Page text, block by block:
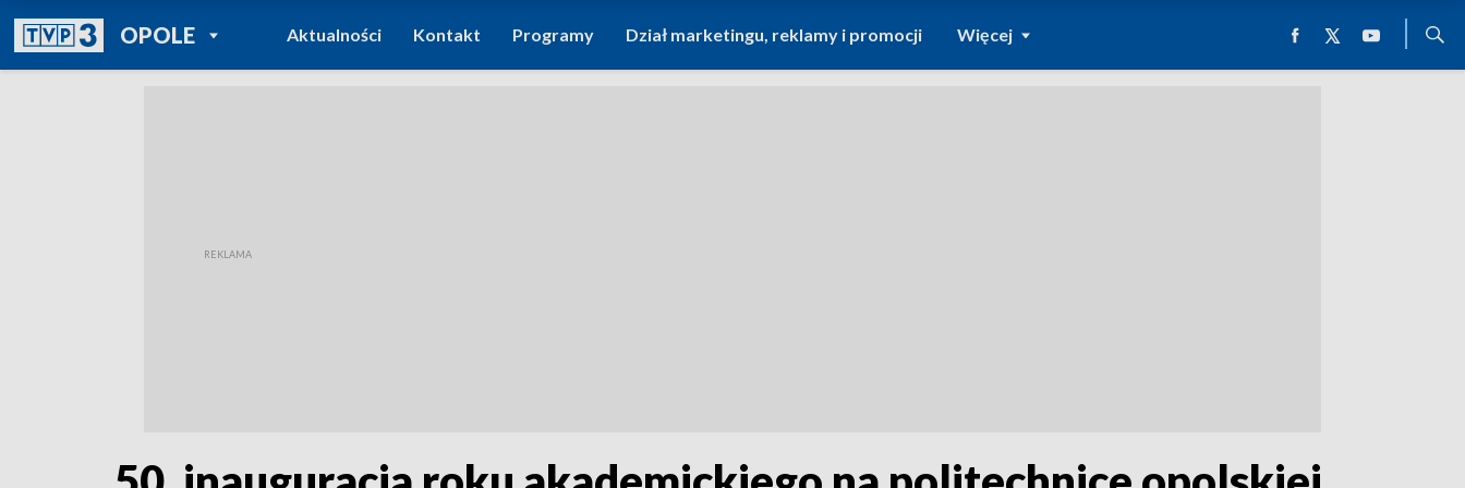
OPOLEPOWRÓT DO
TVP REGIONY
Aktualności Kontakt Programy Dział marketingu, reklamy i promocji Więcej